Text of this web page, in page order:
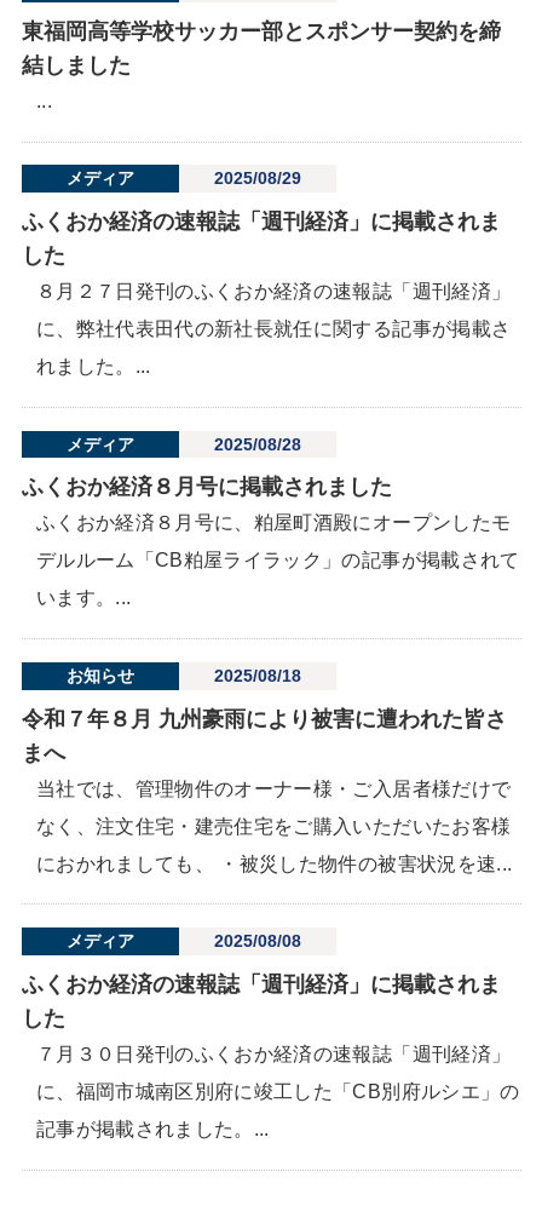
東福岡高等学校サッカー部とスポンサー契約を締
結しました
...
メディア 2025/08/29
ふくおか経済の速報誌「週刊経済」に掲載されま
した
８月２７日発刊のふくおか経済の速報誌「週刊経済」
に、弊社代表田代の新社長就任に関する記事が掲載さ
れました。...
メディア 2025/08/28
ふくおか経済８月号に掲載されました
ふくおか経済８月号に、粕屋町酒殿にオープンしたモ
デルルーム「CB粕屋ライラック」の記事が掲載されて
います。...
お知らせ 2025/08/18
令和７年８月 九州豪雨により被害に遭われた皆さ
まへ
当社では、管理物件のオーナー様・ご入居者様だけで
なく、注文住宅・建売住宅をご購入いただいたお客様
におかれましても、 ・被災した物件の被害状況を速...
メディア 2025/08/08
ふくおか経済の速報誌「週刊経済」に掲載されま
した
７月３０日発刊のふくおか経済の速報誌「週刊経済」
に、福岡市城南区別府に竣工した「CB別府ルシエ」の
記事が掲載されました。...